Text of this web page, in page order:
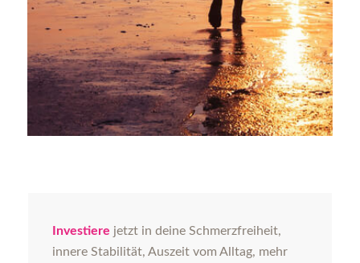
Investiere jetzt in deine Schmerzfreiheit,
innere Stabilität, Auszeit vom Alltag, mehr